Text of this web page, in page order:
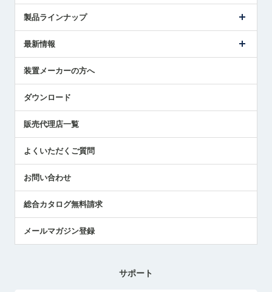
ごあいさつ
受賞履歴
採用情報
国/地域/言語
製品ラインナップ
ツールセッタ製品
エアマイクロセンサ製品
最新情報
メトロールの技術
社員ブログ
中小企業のBCP地震対策
センサのテクニカルガイド
社長ブログ
装置メーカーの方へ
ダウンロード
販売代理店一覧
よくいただくご質問
お問い合わせ
総合カタログ無料請求
メールマガジン登録
サポート